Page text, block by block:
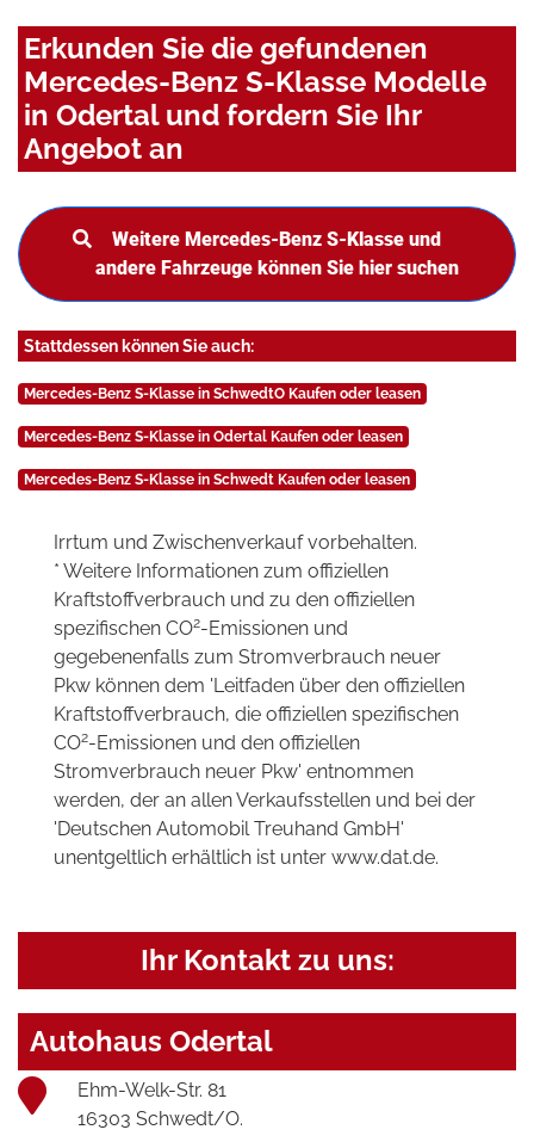
Erkunden Sie die gefundenen
Mercedes-Benz S-Klasse Modelle
in Odertal und fordern Sie Ihr
Angebot an
Weitere Mercedes-Benz S-Klasse und
andere Fahrzeuge können Sie hier suchen
Stattdessen können Sie auch:
Mercedes-Benz S-Klasse in SchwedtO Kaufen oder leasen
Mercedes-Benz S-Klasse in Odertal Kaufen oder leasen
Mercedes-Benz S-Klasse in Schwedt Kaufen oder leasen
Irrtum und Zwischenverkauf vorbehalten.
* Weitere Informationen zum offiziellen
Kraftstoffverbrauch und zu den offiziellen
spezifischen CO2-Emissionen und
gegebenenfalls zum Stromverbrauch neuer
Pkw können dem 'Leitfaden über den offiziellen
Kraftstoffverbrauch, die offiziellen spezifischen
CO2-Emissionen und den offiziellen
Stromverbrauch neuer Pkw' entnommen
werden, der an allen Verkaufsstellen und bei der
'Deutschen Automobil Treuhand GmbH'
unentgeltlich erhältlich ist unter www.dat.de.
Ihr Kontakt zu uns:
Autohaus Odertal
Ehm-Welk-Str. 81
16303 Schwedt/O.